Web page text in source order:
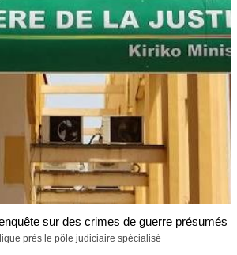
sur des crimes de guerre présumés
près le pôle judiciaire spécialisé